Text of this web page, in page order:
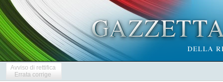
Avviso di rettifica
Errata corrige